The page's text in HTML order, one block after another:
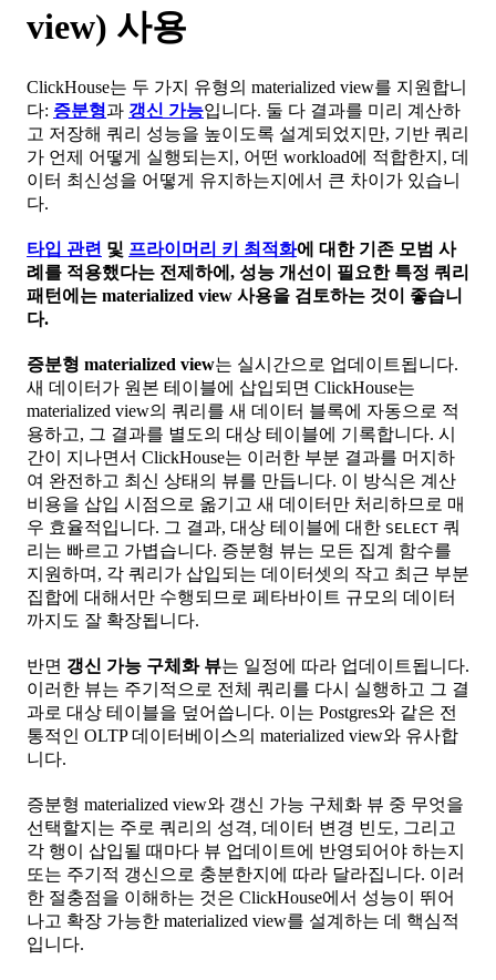
view) 사용
ClickHouse는 두 가지 유형의 materialized view를 지원합니
다: 증분형과 갱신 가능입니다. 둘 다 결과를 미리 계산하
고 저장해 쿼리 성능을 높이도록 설계되었지만, 기반 쿼리
가 언제 어떻게 실행되는지, 어떤 workload에 적합한지, 데
이터 최신성을 어떻게 유지하는지에서 큰 차이가 있습니
다.
타입 관련 및 프라이머리 키 최적화에 대한 기존 모범 사
례를 적용했다는 전제하에, 성능 개선이 필요한 특정 쿼리
패턴에는 materialized view 사용을 검토하는 것이 좋습니
다.
증분형 materialized view는 실시간으로 업데이트됩니다.
새 데이터가 원본 테이블에 삽입되면 ClickHouse는
materialized view의 쿼리를 새 데이터 블록에 자동으로 적
용하고, 그 결과를 별도의 대상 테이블에 기록합니다. 시
간이 지나면서 ClickHouse는 이러한 부분 결과를 머지하
여 완전하고 최신 상태의 뷰를 만듭니다. 이 방식은 계산
비용을 삽입 시점으로 옮기고 새 데이터만 처리하므로 매
우 효율적입니다. 그 결과, 대상 테이블에 대한 SELECT 쿼
리는 빠르고 가볍습니다. 증분형 뷰는 모든 집계 함수를
지원하며, 각 쿼리가 삽입되는 데이터셋의 작고 최근 부분
집합에 대해서만 수행되므로 페타바이트 규모의 데이터
까지도 잘 확장됩니다.
반면 갱신 가능 구체화 뷰는 일정에 따라 업데이트됩니다.
이러한 뷰는 주기적으로 전체 쿼리를 다시 실행하고 그 결
과로 대상 테이블을 덮어씁니다. 이는 Postgres와 같은 전
통적인 OLTP 데이터베이스의 materialized view와 유사합
니다.
증분형 materialized view와 갱신 가능 구체화 뷰 중 무엇을
선택할지는 주로 쿼리의 성격, 데이터 변경 빈도, 그리고
각 행이 삽입될 때마다 뷰 업데이트에 반영되어야 하는지
또는 주기적 갱신으로 충분한지에 따라 달라집니다. 이러
한 절충점을 이해하는 것은 ClickHouse에서 성능이 뛰어
나고 확장 가능한 materialized view를 설계하는 데 핵심적
입니다.